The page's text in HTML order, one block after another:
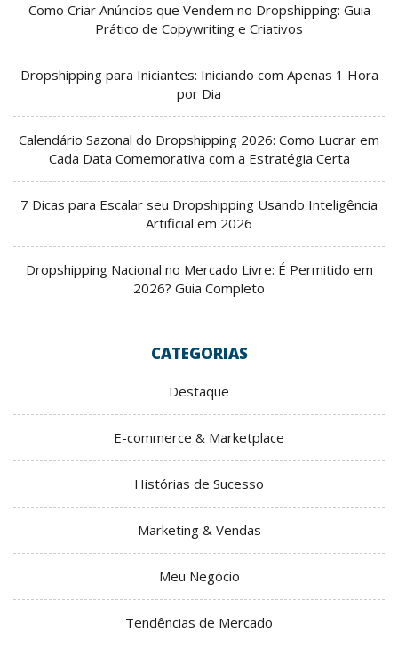
Como Criar Anúncios que Vendem no Dropshipping: Guia
Prático de Copywriting e Criativos
Dropshipping para Iniciantes: Iniciando com Apenas 1 Hora
por Dia
Calendário Sazonal do Dropshipping 2026: Como Lucrar em
Cada Data Comemorativa com a Estratégia Certa
7 Dicas para Escalar seu Dropshipping Usando Inteligência
Artificial em 2026
Dropshipping Nacional no Mercado Livre: É Permitido em
2026? Guia Completo
CATEGORIAS
Destaque
E-commerce & Marketplace
Histórias de Sucesso
Marketing & Vendas
Meu Negócio
Tendências de Mercado